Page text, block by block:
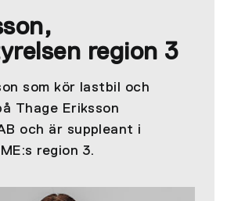
region 3
som kör lastbil och
Thage Eriksson
och är suppleant i
region 3.